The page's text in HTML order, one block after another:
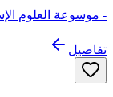
- موسوعة العلوم
تفاصيل